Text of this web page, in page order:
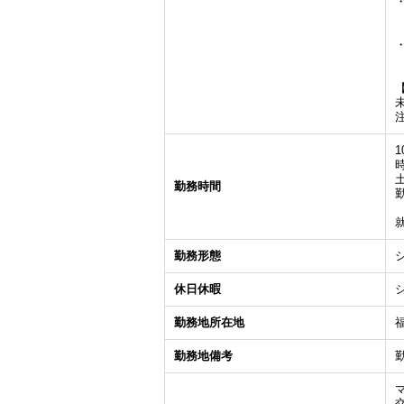
勤務時間
勤務形態
休日休暇
勤務地所在地
勤務地備考